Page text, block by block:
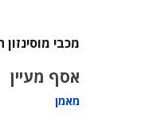
מכבי
אסף מעיין
מאמן